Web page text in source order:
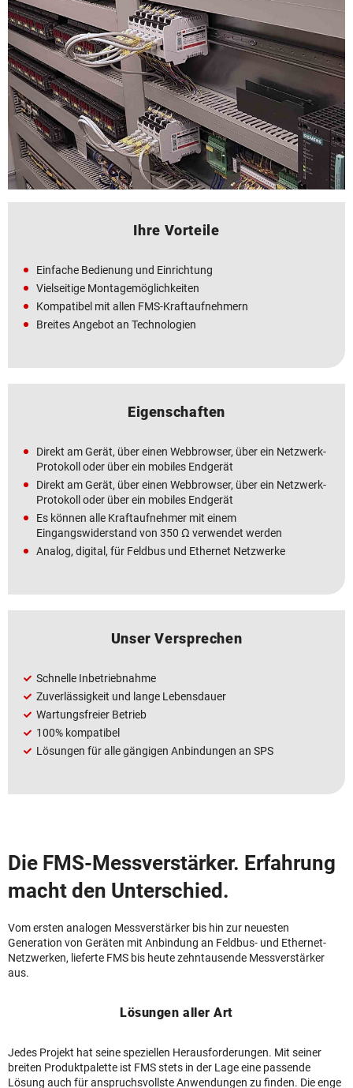
Ihre Vorteile
Einfache Bedienung und Einrichtung
Vielseitige Montagemöglichkeiten
Kompatibel mit allen FMS-Kraftaufnehmern
Breites Angebot an Technologien
Eigenschaften
Direkt am Gerät, über einen Webbrowser, über ein Netzwerk-
Protokoll oder über ein mobiles Endgerät
Direkt am Gerät, über einen Webbrowser, über ein Netzwerk-
Protokoll oder über ein mobiles Endgerät
Es können alle Kraftaufnehmer mit einem
Eingangswiderstand von 350 Ω verwendet werden
Analog, digital, für Feldbus und Ethernet Netzwerke
Unser Versprechen
Schnelle Inbetriebnahme
Zuverlässigkeit und lange Lebensdauer
Wartungsfreier Betrieb
100% kompatibel
Lösungen für alle gängigen Anbindungen an SPS
Die FMS-Messverstärker. Erfahrung
macht den Unterschied.
Vom ersten analogen Messverstärker bis hin zur neuesten
Generation von Geräten mit Anbindung an Feldbus- und Ethernet-
Netzwerken, lieferte FMS bis heute zehntausende Messverstärker
aus.
Lösungen aller Art
Jedes Projekt hat seine speziellen Herausforderungen. Mit seiner
breiten Produktpalette ist FMS stets in der Lage eine passende
Lösung auch für anspruchsvollste Anwendungen zu finden. Die enge